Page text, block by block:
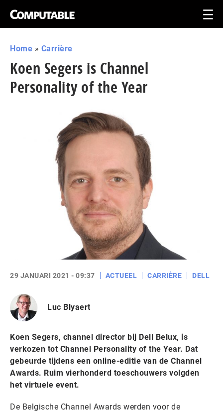
Home » Carrière
Koen Segers is Channel
Personality of the Year
29 JANUARI 2021 - 09:37 ACTUEEL CARRIÈRE DELL
Luc Blyaert
Koen Segers, channel director bij Dell Belux, is
verkozen tot Channel Personality of the Year. Dat
gebeurde tijdens een online-editie van de Channel
Awards. Ruim vierhonderd toeschouwers volgden
het virtuele event.
De Belgische Channel Awards werden voor de